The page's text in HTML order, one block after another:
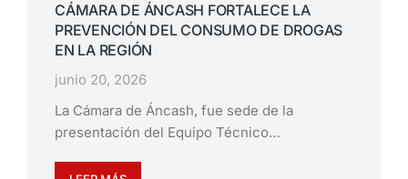
CÁMARA DE ÁNCASH FORTALECE LA
PREVENCIÓN DEL CONSUMO DE DROGAS
EN LA REGIÓN
junio 20, 2026
La Cámara de Áncash, fue sede de la
presentación del Equipo Técnico…